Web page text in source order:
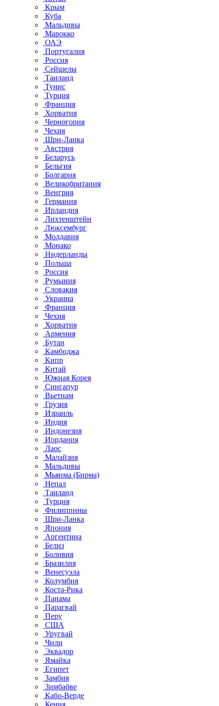
Крым
Куба
Мальдивы
Марокко
ОАЭ
Португалия
Россия
Сейшелы
Таиланд
Тунис
Турция
Франция
Хорватия
Черногория
Чехия
Шри-Ланка
Австрия
Беларусь
Бельгия
Болгария
Великобритания
Венгрия
Германия
Ирландия
Лихтенштейн
Люксембург
Молдавия
Монако
Нидерланды
Польша
Россия
Румыния
Словакия
Украина
Франция
Чехия
Хорватия
Армения
Бутан
Камбоджа
Кипр
Китай
Южная Корея
Сингапур
Вьетнам
Грузия
Израиль
Индия
Индонезия
Иордания
Лаос
Малайзия
Мальдивы
Мьянма (Бирма)
Непал
Таиланд
Турция
Филиппины
Шри-Ланка
Япония
Аргентина
Белиз
Боливия
Бразилия
Венесуэла
Колумбия
Коста-Рика
Панама
Парагвай
Перу
США
Уругвай
Чили
Эквадор
Ямайка
Египет
Замбия
Зимбабве
Кабо-Верде
Кения